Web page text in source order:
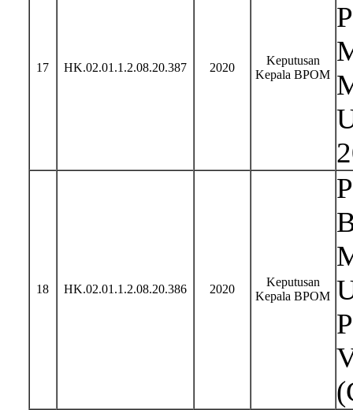
17 HK.02.01.1.2.08.20.387 2020
Keputusan
Kepala BPOM
18 HK.02.01.1.2.08.20.386 2020
Keputusan
Kepala BPOM